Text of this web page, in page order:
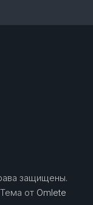
защищены.
от Omlete